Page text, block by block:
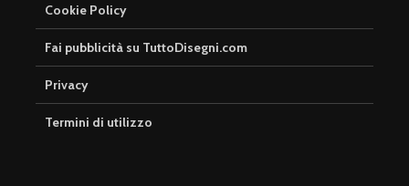
Cookie Policy
Fai pubblicità su TuttoDisegni.com
Privacy
Termini di utilizzo